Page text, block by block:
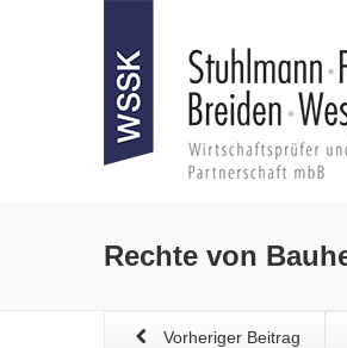
Rechte von
Vorheriger Beitrag